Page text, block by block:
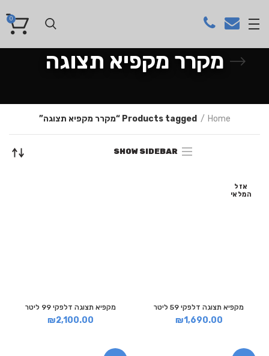
0
מקרר מקפיא תצוגה
Home Products tagged “מקרר מקפיא תצוגה”
SHOW SIDEBAR
אזל
המלאי
מקפיא תצוגה דלפקי 59 ליטר
₪1,690.00
מקפיא תצוגה דלפקי 99 ליטר
₪2,100.00